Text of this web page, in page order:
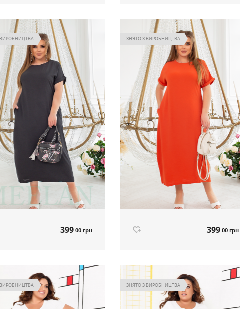
Boho бузок артикул 563
399
Немає в наявності
Сукня Boho синій артикул 563
Немає в наявності
399.00 грн
399.00 грн
Немає в наявності
ЗНЯТО З ВИРОБНИЦТВА
399.00 грн
Сукня Boho теракот артикул 563
Ціна
.00 грн
Немає в наявності
ЗНЯТО З ВИРОБНИЦТВА